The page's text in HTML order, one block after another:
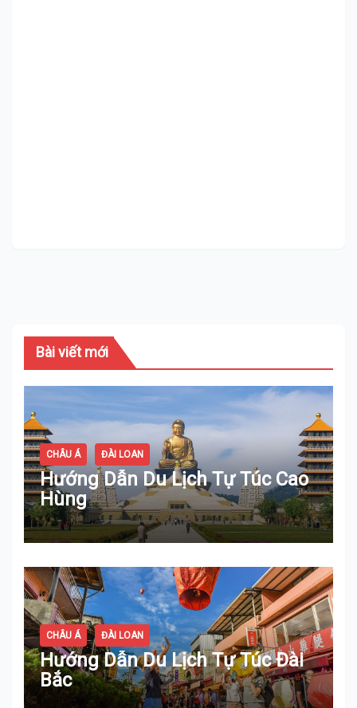
Bài viết mới
CHÂU Á ĐÀI LOAN
Hướng Dẫn Du Lịch Tự Túc Cao
Hùng
CHÂU Á ĐÀI LOAN
Hướng Dẫn Du Lịch Tự Túc Đài
Bắc